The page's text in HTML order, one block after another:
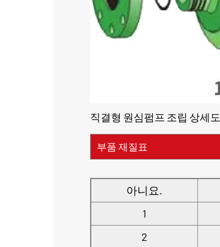
직결형 원심펌프 조립 상세도
부품 재질표
아니요.
1
2